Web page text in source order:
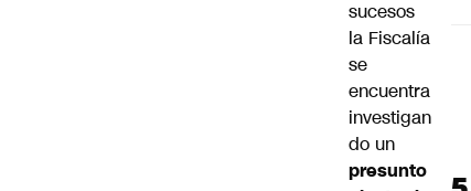
sucesos
la Fiscalía
se
encuentra
investigan
do un
presunto